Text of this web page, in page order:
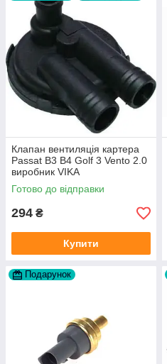
Клапан вентиляція картера
Passat B3 B4 Golf 3 Vento 2.0
виробник VIKA
Готово до відправки
294 ₴
Купити
Подарунок